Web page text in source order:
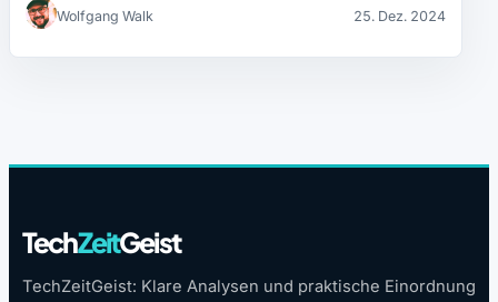
Wolfgang Walk 25. Dez. 2024
TechZeitGeist
TechZeitGeist: Klare Analysen und praktische Einordnung